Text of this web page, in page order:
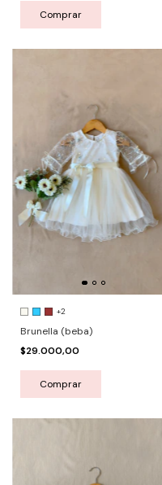
Comprar
+2
Brunella (beba)
$29.000,00
Comprar